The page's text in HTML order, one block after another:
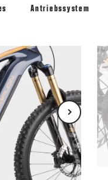
Antriebssystem